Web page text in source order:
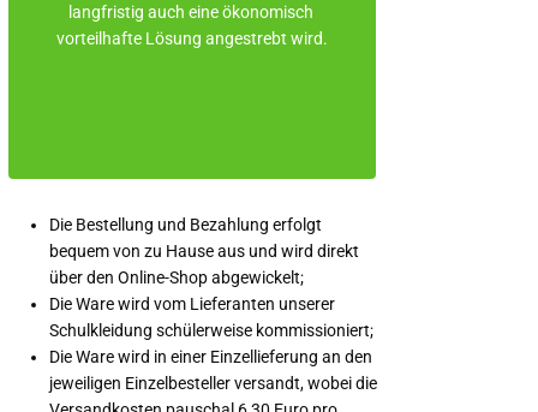
langfristig auch eine ökonomisch
vorteilhafte Lösung angestrebt wird.
Die Bestellung und Bezahlung erfolgt
bequem von zu Hause aus und wird direkt
über den Online-Shop abgewickelt;
Die Ware wird vom Lieferanten unserer
Schulkleidung schülerweise kommissioniert;
Die Ware wird in einer Einzellieferung an den
jeweiligen Einzelbesteller versandt, wobei die